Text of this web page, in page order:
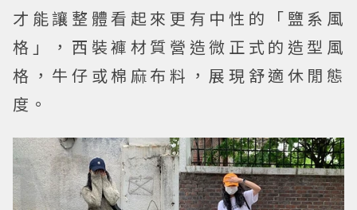
才能讓整體看起來更有中性的「鹽系風
格」，西裝褲材質營造微正式的造型風
格，牛仔或棉麻布料，展現舒適休閒態
度。